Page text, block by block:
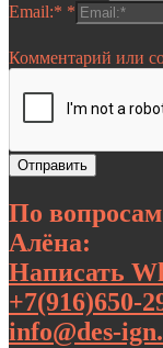
Email:* *
Комментарий или
Отправить
По
Алёна:
Написать
+7(916)650-
info@des-